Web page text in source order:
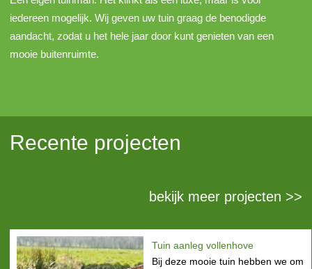
iedereen mogelijk. Wij geven uw tuin graag de benodigde
aandacht, zodat u het hele jaar door kunt genieten van een
mooie buitenruimte.
Recente projecten
bekijk meer projecten >>
Tuin aanleg vollenhove
Bij deze mooie tuin hebben we om